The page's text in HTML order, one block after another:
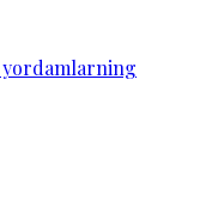
yordamlarning